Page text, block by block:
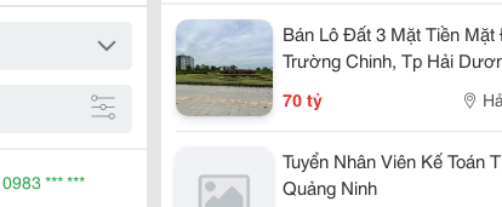
0983 *** ***
Bán Lô Đất 3 Mặt Tiền
Trường Chinh, Tp Hải
789M2, Lô Góc, Kd Tốt, Vị
70 tỷ
Tuyển Nhân Viên Kế Toán
Quảng Ninh